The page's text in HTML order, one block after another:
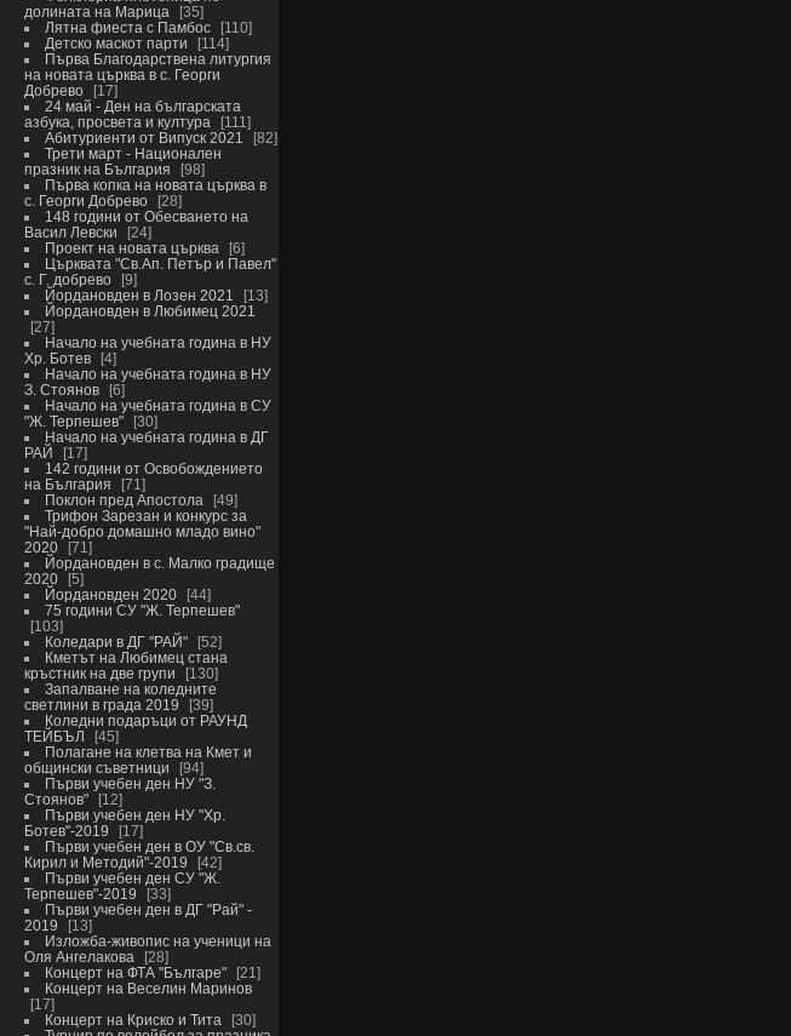
долината на Марица
35
Лятна фиеста с Памбос
110
Детско маскот парти
114
Първа Благодарствена литургия
на новата църква в с. Георги
Добрево
17
24 май - Ден на българската
азбука, просвета и култура
111
Абитуриенти от Випуск 2021
82
Трети март - Национален
празник на България
98
Първа копка на новата църква в
с. Георги Добрево
28
148 години от Обесването на
Васил Левски
24
Проект на новата църква
6
Църквата "Св.Ап. Петър и Павел"
с. Г. добрево
9
Йордановден в Лозен 2021
13
Йордановден в Любимец 2021
27
Начало на учебната година в НУ
Хр. Ботев
4
Начало на учебната година в НУ
З. Стоянов
6
Начало на учебната година в СУ
"Ж. Терпешев"
30
Начало на учебната година в ДГ
РАЙ
17
142 години от Освобождението
на България
71
Поклон пред Апостола
49
Трифон Зарезан и конкурс за
"Най-добро домашно младо вино"
2020
71
Йордановден в с. Малко градище
2020
5
Йордановден 2020
44
75 години СУ "Ж. Терпешев"
103
Коледари в ДГ "РАЙ"
52
Кметът на Любимец стана
кръстник на две групи
130
Запалване на коледните
светлини в града 2019
39
Коледни подаръци от РАУНД
ТЕЙБЪЛ
45
Полагане на клетва на Кмет и
общински съветници
94
Първи учебен ден НУ "З.
Стоянов"
12
Първи учебен ден НУ "Хр.
Ботев"-2019
17
Първи учебен ден в ОУ "Св.св.
Кирил и Методий"-2019
42
Първи учебен ден СУ "Ж.
Терпешев"-2019
33
Първи учебен ден в ДГ "Рай" -
2019
13
Изложба-живопис на ученици на
Оля Ангелакова
28
Концерт на ФТА "Българе"
21
Концерт на Веселин Маринов
17
Концерт на Криско и Тита
30